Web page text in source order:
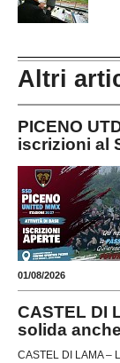
Altri
PICENO
iscrizioni al
01/08/2026
CASTEL DI
solida
CASTEL DI LAMA –